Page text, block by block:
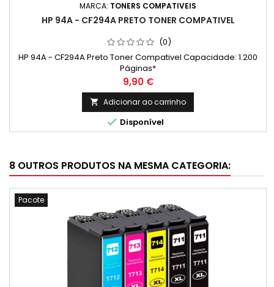
MARCA: TONERS COMPATIVEIS
HP 94A - CF294A PRETO TONER COMPATIVEL
(0)
HP 94A - CF294A Preto Toner Compativel Capacidade: 1.200
Páginas*
Preço
9,90 €
 Adicionar ao carrinho
 Disponível
8 OUTROS PRODUTOS NA MESMA CATEGORIA:
Pacote